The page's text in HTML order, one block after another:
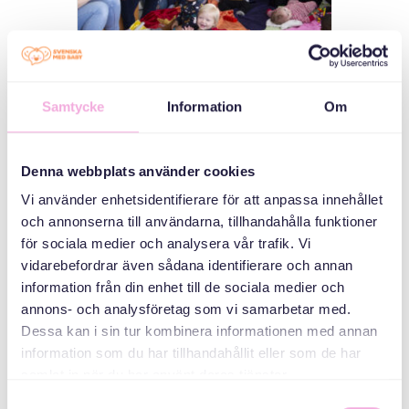
Samtycke Information Om
Denna webbplats använder cookies
Vi använder enhetsidentifierare för att anpassa innehållet
och annonserna till användarna, tillhandahålla funktioner
för sociala medier och analysera vår trafik. Vi
vidarebefordrar även sådana identifierare och annan
information från din enhet till de sociala medier och
annons- och analysföretag som vi samarbetar med.
Dessa kan i sin tur kombinera informationen med annan
information som du har tillhandahållit eller som de har
Sång, fika och
massa kul!
Välkommen till Gustavsbergs
Öppna förskolan. Träffa nya
kompisar, kanske någon från
ett annat land. Vi skapar möten
som är viktiga och roliga, både
för stora och små. Självklart
fikar vi också! Till denna träff
31 AUG